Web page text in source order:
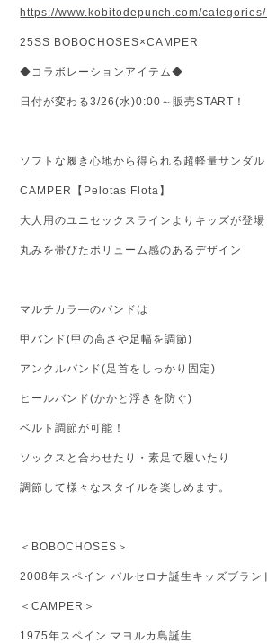
https://www.kobitodepunch.com/
25SS BOBOCHOSES×CAMPER
◆コラボレーションアイテム◆
日付が変わる3/26(水)0:00～販売START！
ソフトな履き心地から得られる超軽量サンダル
CAMPER【Pelotas Flota】
大人用のユニセックスラインよりキッズが登場
丸みを帯びたボリューム感のあるデザイン
マルチカラ―のバンドは
甲バンド(甲の高さや足幅を調節)
アンクルバンド(足首をしっかり固定)
ヒールバンド(かかと浮きを防ぐ)
ベルト調節が可能！
ソックスと合わせたり・素足で履いたり
調節して様々なスタイルを楽しめます。
＜BOBOCHOSES＞
2008年スペイン バルセロナ誕生 キッズブラン
＜CAMPER＞
1975年スペイン マヨルカ島誕生